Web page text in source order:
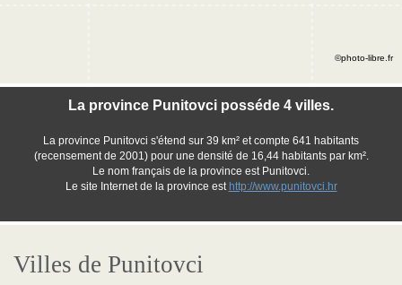
La province Punitovci posséde 4 villes.
La province Punitovci s'étend sur 39 km² et compte 641 habitants
(recensement de 2001) pour une densité de 16,44 habitants par km².
Le nom français de la province est Punitovci.
Le site Internet de la province est http://www.punitovci.hr
©photo-libre.fr
Villes de Punitovci